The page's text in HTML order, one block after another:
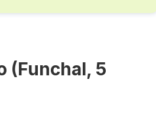
(Funchal, 5